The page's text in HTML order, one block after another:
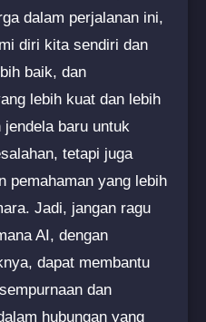
dalam perjalanan ini,
diri kita sendiri dan
baik, dan
lebih kuat dan lebih
baru untuk
tetapi juga
pemahaman yang lebih
Jadi, jangan ragu
AI, dengan
dapat membantu
dan
hubungan yang